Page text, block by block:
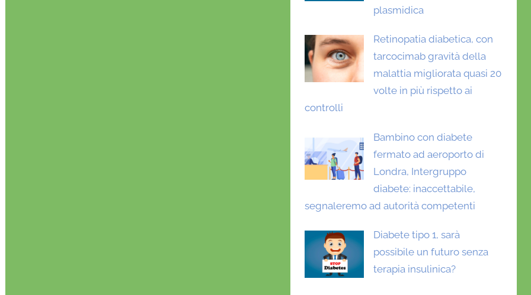
plasmidica
Retinopatia diabetica, con
tarcocimab gravità della
malattia migliorata quasi 20
volte in più rispetto ai
controlli
Bambino con diabete
fermato ad aeroporto di
Londra, Intergruppo
diabete: inaccettabile,
segnaleremo ad autorità competenti
Diabete tipo 1, sarà
possibile un futuro senza
terapia insulinica?